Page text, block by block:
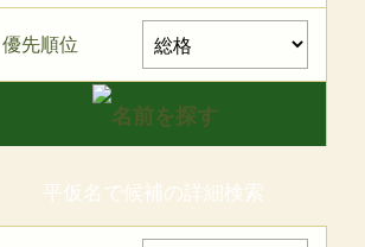
優先順位
平仮名で候補の詳細検索